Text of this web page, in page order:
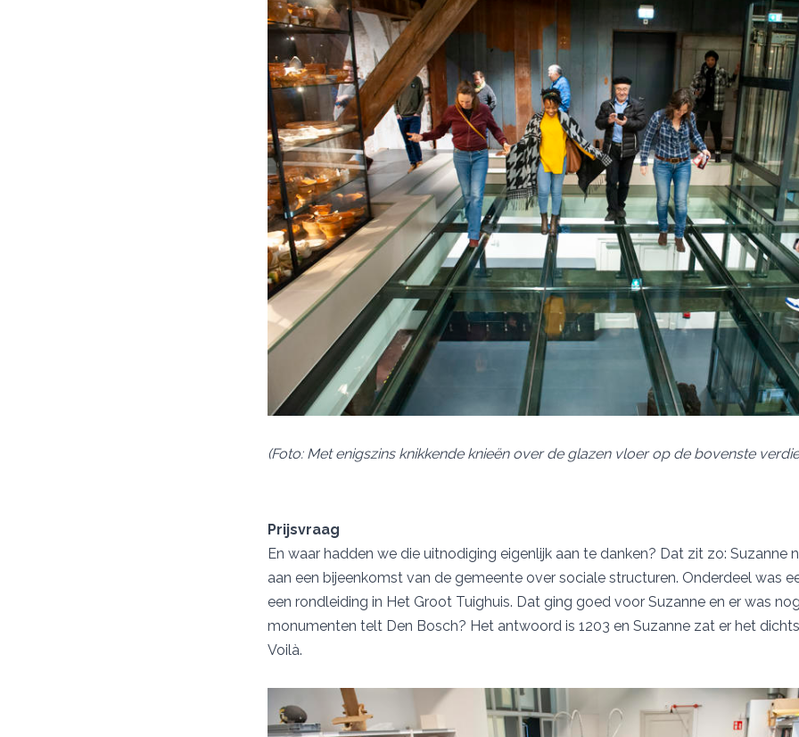
(Foto: Met enigszins knikkende knieën over de glazen vloer op de bovenste
Prijsvraag
En waar hadden we die uitnodiging eigenlijk aan te danken? Dat zit zo: Suzanne
aan een bijeenkomst van de gemeente over sociale structuren. Onderdeel was
een rondleiding in Het Groot Tuighuis. Dat ging goed voor Suzanne en er was
monumenten telt Den Bosch? Het antwoord is 1203 en Suzanne zat er het
Voilà.